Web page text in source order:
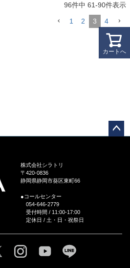
96件中 61-90件表示
1 2 3 4
カートへ
株式会社シラトリ
〒420-0836
静岡県静岡市葵区東町66
●コールセンター
054-646-2779
受付時間 / 11:00-17:00
定休日 / 土・日・祝祭日